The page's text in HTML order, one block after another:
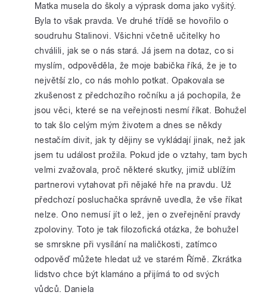
Matka musela do školy a výprask doma jako vyšitý.
Byla to však pravda. Ve druhé třídě se hovořilo o
soudruhu Stalinovi. Všichni včetně učitelky ho
chválili, jak se o nás stará. Já jsem na dotaz, co si
myslím, odpověděla, že moje babička říká, že je to
největší zlo, co nás mohlo potkat. Opakovala se
zkušenost z předchozího ročníku a já pochopila, že
jsou věci, které se na veřejnosti nesmí říkat. Bohužel
to tak šlo celým mým životem a dnes se někdy
nestačím divit, jak ty dějiny se vykládají jinak, než jak
jsem tu událost prožila. Pokud jde o vztahy, tam bych
velmi zvažovala, proč některé skutky, jimiž ublížím
partnerovi vytahovat při nějaké hře na pravdu. Už
předchozí posluchačka správně uvedla, že vše říkat
nelze. Ono nemusí jít o lež, jen o zveřejnění pravdy
zpoloviny. Toto je tak filozofická otázka, že bohužel
se smrskne při vysílání na maličkosti, zatímco
odpověď můžete hledat už ve starém Římě. Zkrátka
lidstvo chce být klamáno a přijímá to od svých
vůdců. Daniela